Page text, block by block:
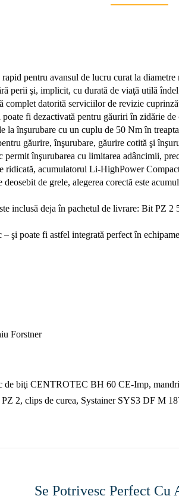
pentru avansul de lucru curat la diametre
perii şi, implicit, cu durată de viaţă utilă
datorită serviciilor de revizie
fi dezactivată pentru găuriri în zidărie de
înşurubare cu un cuplu de 50 Nm în
găurire, înşurubare, găurire cotită şi
înşurubarea cu limitarea adâncimii,
acumulatorul Li-HighPower
de grele, alegerea corectă este
inclusă deja în pachetul de livrare: Bit
poate fi astfel integrată perfect în
Forstner
biţi CENTROTEC BH 60 CE-Imp,
2, clips de curea, Systainer SYS3 DF M
Se Potrivesc Perfect Cu